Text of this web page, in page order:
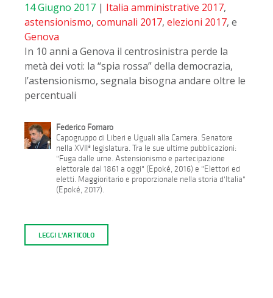
14 Giugno 2017 | Italia amministrative 2017,
astensionismo, comunali 2017, elezioni 2017, e
Genova
In 10 anni a Genova il centrosinistra perde la
metà dei voti: la “spia rossa” della democrazia,
l’astensionismo, segnala bisogna andare oltre le
percentuali
Federico Fornaro
Capogruppo di Liberi e Uguali alla Camera. Senatore
nella XVIIª legislatura. Tra le sue ultime pubblicazioni:
"Fuga dalle urne. Astensionismo e partecipazione
elettorale dal 1861 a oggi" (Epoké, 2016) e "Elettori ed
eletti. Maggioritario e proporzionale nella storia d'Italia"
(Epoké, 2017).
LEGGI L'ARTICOLO